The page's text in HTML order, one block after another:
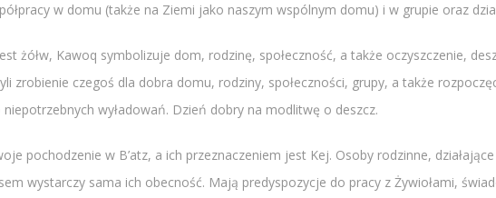
w domu (także na Ziemi jako naszym wspólnym domu) i w grupie oraz
żółw, Kawoq symbolizuje dom, rodzinę, społeczność, a także oczyszczenie,
zrobienie czegoś dla dobra domu, rodziny, społeczności, grupy, a także
wyładowań. Dzień dobry na modlitwę o deszcz.
pochodzenie w B’atz, a ich przeznaczeniem jest Kej. Osoby rodzinne,
wystarczy sama ich obecność. Mają predyspozycje do pracy z Żywiołami,